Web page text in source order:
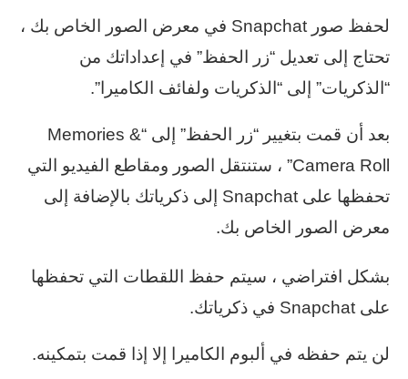
لحفظ صور Snapchat في معرض الصور الخاص بك ،
تحتاج إلى تعديل “زر الحفظ” في إعداداتك من
“الذكريات” إلى “الذكريات ولفائف الكاميرا”.
بعد أن قمت بتغيير “زر الحفظ” إلى “Memories &
Camera Roll” ، ستنتقل الصور ومقاطع الفيديو التي
تحفظها على Snapchat إلى ذكرياتك بالإضافة إلى
معرض الصور الخاص بك.
بشكل افتراضي ، سيتم حفظ اللقطات التي تحفظها
على Snapchat في ذكرياتك.
لن يتم حفظه في ألبوم الكاميرا إلا إذا قمت بتمكينه.